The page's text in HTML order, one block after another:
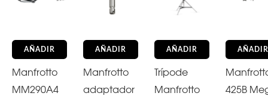
AÑADIR
Manfrotto
MM290A4
AÑADIR
Manfrotto
adaptador
AÑADIR
Trípode
Manfrotto
AÑADIR
425B